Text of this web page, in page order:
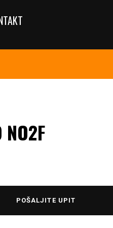
NO2F
POŠALJITE UPIT